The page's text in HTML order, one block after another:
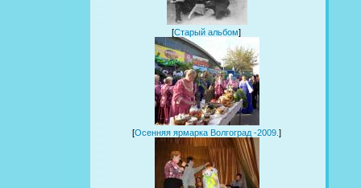
[Старый альбом]
[Осенняя ярмарка Волгоград -2009. ]